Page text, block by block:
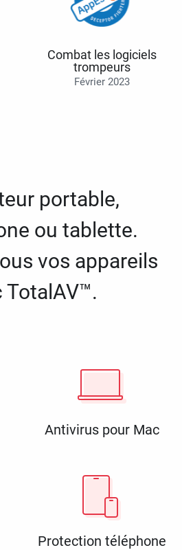
Combat les logiciels
trompeurs
Février 2023
portable,
ou tablette.
vos appareils
TotalAV™.
Antivirus pour Mac
Protection téléphone